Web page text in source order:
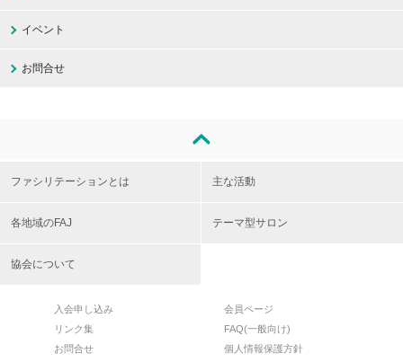
イベント
お問合せ
ファシリテーションとは 主な活動
各地域のFAJ テーマ型サロン
協会について
入会申し込み
会員ページ
リンク集
FAQ(一般向け)
お問合せ
個人情報保護方針